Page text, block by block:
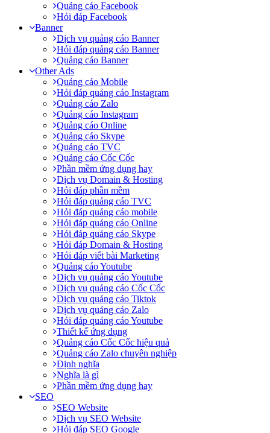
Quảng cáo Facebook
Hỏi đáp Facebook
Banner
Dịch vụ quảng cáo Banner
Hỏi đáp quảng cáo Banner
Quảng cáo Banner
Other Ads
Quảng cáo Mobile
Hỏi đáp quảng cáo Instagram
Quảng cáo Zalo
Quảng cáo Instagram
Quảng cáo Online
Quảng cáo Skype
Quảng cáo TVC
Quảng cáo Cốc Cốc
Phần mềm ứng dụng hay
Dịch vụ Domain & Hosting
Hỏi đáp phần mềm
Hỏi đáp quảng cáo TVC
Hỏi đáp quảng cáo mobile
Hỏi đáp quảng cáo Online
Hỏi đáp quảng cáo Skype
Hỏi đáp Domain & Hosting
Hỏi đáp viết bài Marketing
Quảng cáo Youtube
Dịch vụ quảng cáo Youtube
Dịch vụ quảng cáo Cốc Cốc
Dịch vụ quảng cáo Tiktok
Dịch vụ quảng cáo Zalo
Hỏi đáp quảng cáo Youtube
Thiết kế ứng dụng
Quảng cáo Cốc Cốc hiệu quả
Quảng cáo Zalo chuyên nghiệp
Định nghĩa
Nghĩa là gì
Phần mềm ứng dụng hay
SEO
SEO Website
Dịch vụ SEO Website
Hỏi đáp SEO Google